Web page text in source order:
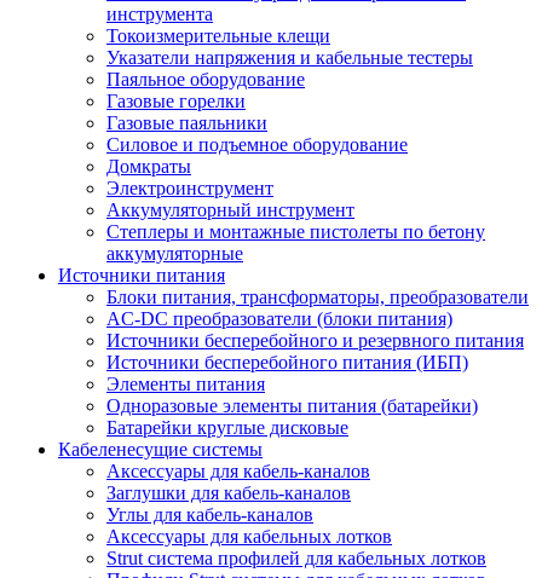
инструмента
Токоизмерительные клещи
Указатели напряжения и кабельные тестеры
Паяльное оборудование
Газовые горелки
Газовые паяльники
Силовое и подъемное оборудование
Домкраты
Электроинструмент
Аккумуляторный инструмент
Степлеры и монтажные пистолеты по бетону
аккумуляторные
Источники питания
Блоки питания, трансформаторы, преобразователи
AC-DC преобразователи (блоки питания)
Источники бесперебойного и резервного питания
Источники бесперебойного питания (ИБП)
Элементы питания
Одноразовые элементы питания (батарейки)
Батарейки круглые дисковые
Кабеленесущие системы
Аксессуары для кабель-каналов
Заглушки для кабель-каналов
Углы для кабель-каналов
Аксессуары для кабельных лотков
Strut система профилей для кабельных лотков